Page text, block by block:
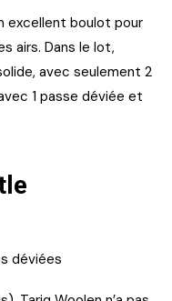
excellent boulot pour
airs. Dans le lot,
avec seulement 2
1 passe déviée et
déviées